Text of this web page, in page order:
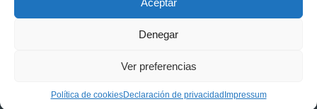
Denegar
Ver preferencias
Política de cookiesDeclaración de privacidad Impressum
Privacidad|Aviso legal|Política de cookies